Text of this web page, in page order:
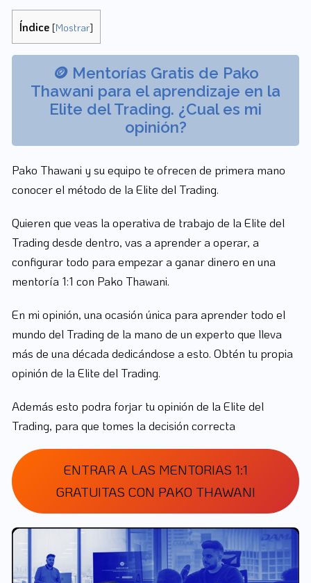
Índice [Mostrar]
🪙 Mentorías Gratis de Pako
Thawani para el aprendizaje en la
Elite del Trading. ¿Cual es mi
opinión?
Pako Thawani y su equipo te ofrecen de primera mano
conocer el método de la Elite del Trading.
Quieren que veas la operativa de trabajo de la Elite del
Trading desde dentro, vas a aprender a operar, a
configurar todo para empezar a ganar dinero en una
mentoría 1:1 con Pako Thawani.
En mi opinión, una ocasión única para aprender todo el
mundo del Trading de la mano de un experto que lleva
más de una década dedicándose a esto. Obtén tu propia
opinión de la Elite del Trading.
Además esto podra forjar tu opinión de la Elite del
Trading, para que tomes la decisión correcta
ENTRAR A LAS MENTORIAS 1:1
GRATUITAS CON PAKO THAWANI